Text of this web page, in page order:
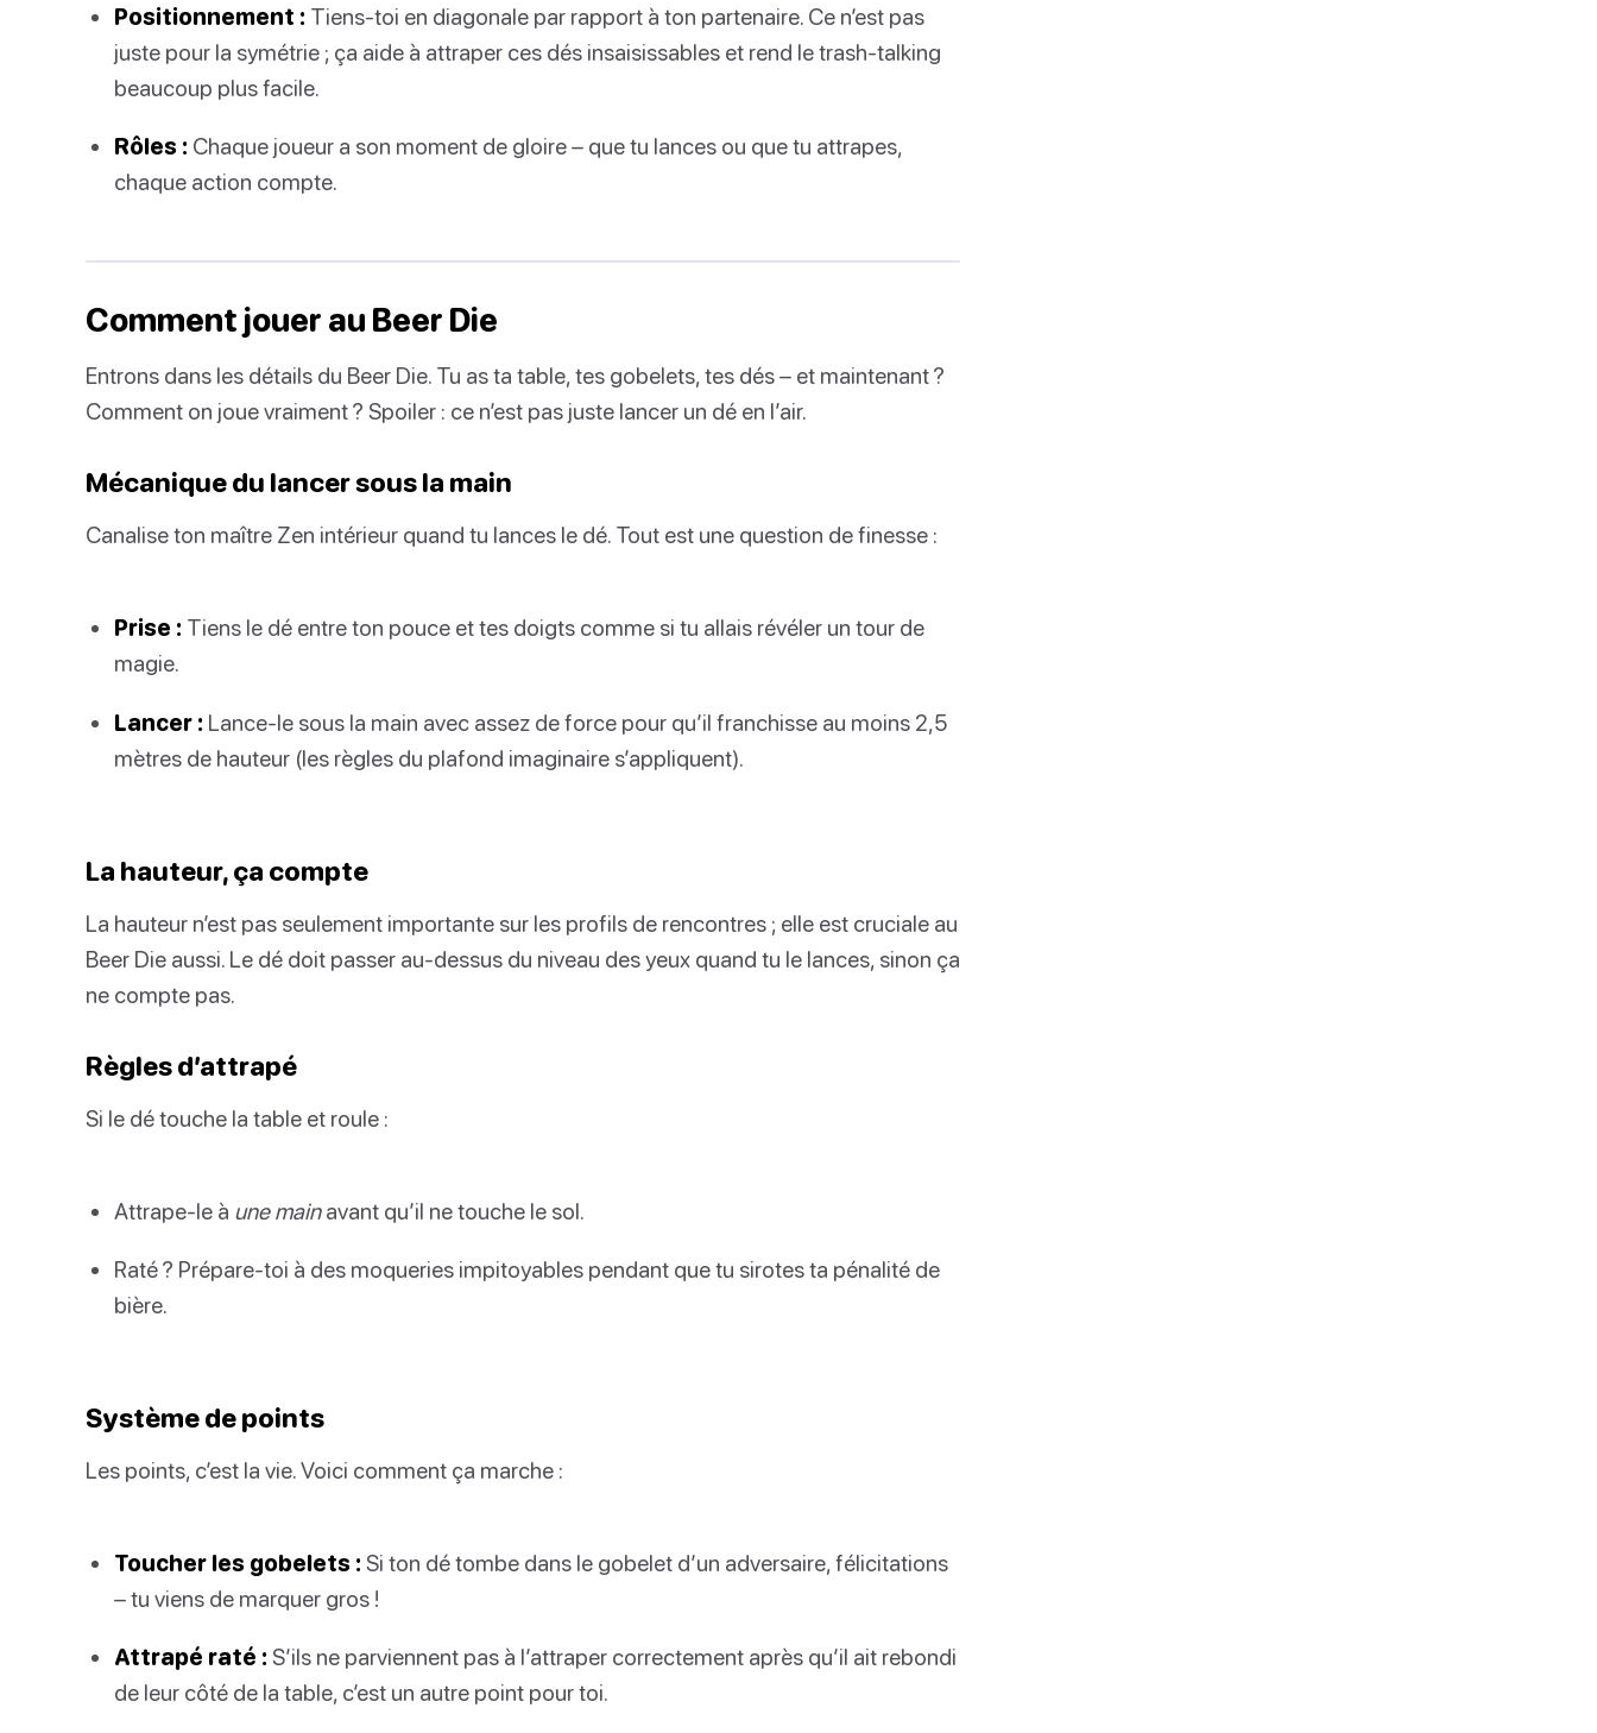
Positionnement : Tiens-toi en diagonale par rapport à ton partenaire. Ce n’est pas
juste pour la symétrie ; ça aide à attraper ces dés insaisissables et rend le trash-talking
beaucoup plus facile.
Rôles : Chaque joueur a son moment de gloire – que tu lances ou que tu attrapes,
chaque action compte.
Comment jouer au Beer Die
Entrons dans les détails du Beer Die. Tu as ta table, tes gobelets, tes dés – et maintenant ?
Comment on joue vraiment ? Spoiler : ce n’est pas juste lancer un dé en l’air.
Mécanique du lancer sous la main
Canalise ton maître Zen intérieur quand tu lances le dé. Tout est une question de finesse :
Prise : Tiens le dé entre ton pouce et tes doigts comme si tu allais révéler un tour de
magie.
Lancer : Lance-le sous la main avec assez de force pour qu’il franchisse au moins 2,5
mètres de hauteur (les règles du plafond imaginaire s’appliquent).
La hauteur, ça compte
La hauteur n’est pas seulement importante sur les profils de rencontres ; elle est cruciale au
Beer Die aussi. Le dé doit passer au-dessus du niveau des yeux quand tu le lances, sinon ça
ne compte pas.
Règles d’attrapé
Si le dé touche la table et roule :
Attrape-le à une mainavant qu’il ne touche le sol.
Raté ? Prépare-toi à des moqueries impitoyables pendant que tu sirotes ta pénalité de
bière.
Système de points
Les points, c’est la vie. Voici comment ça marche :
Toucher les gobelets : Si ton dé tombe dans le gobelet d’un adversaire, félicitations
– tu viens de marquer gros !
Attrapé raté : S’ils ne parviennent pas à l’attraper correctement après qu’il ait rebondi
de leur côté de la table, c’est un autre point pour toi.